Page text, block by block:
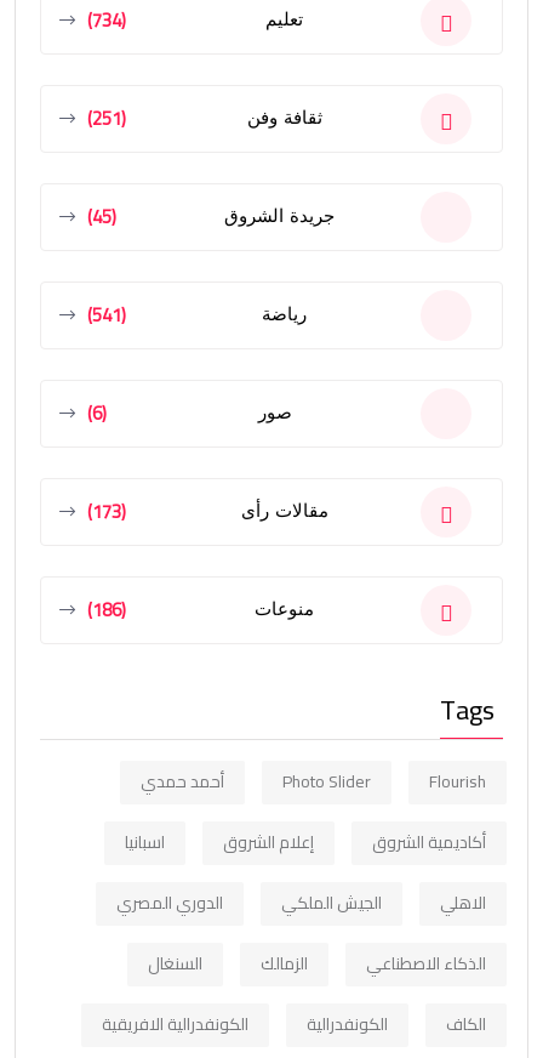
تعليم (734)
ثقافة وفن (251)
جريدة الشروق (45)
رياضة (541)
صور (6)
مقالات رأى (173)
منوعات (186)
Tags
Flourish
Photo Slider
أحمد حمدي
أكاديمية الشروق
إعلام الشروق
اسبانيا
الاهلي
الجيش الملكي
الدوري المصري
الذكاء الاصطناعي
الزمالك
السنغال
الكاف
الكونفدرالية
الكونفدرالية الافريقية